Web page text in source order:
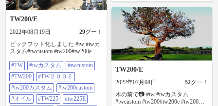
TW200/E
2022年08月19日 29グー！
ビックフット化しました #tw #twカ
スタム#twcustom #tw200#tw200e
ル#tw225#tw225e #tw225カスタム
#tw225custom #スカチューン仕様 #
オイルクーラー#スカチューン #ス
カチューン仕様 #ビックフット#ビ
ッグフット#bigfoot #フロントタイ
ヤ #太くしたい #バイクのある風景
#TW #twカスタム
#twcustom
#TW200
#TW２００Ｅ
#tw200カスタム
#tw200custom
#オイル
#TW225
#tw225E
TW200/E
2022年07月08日 52グー！
木の前で📷 #tw #twカスタム
#twcustom #tw200#tw200e #tw200カ